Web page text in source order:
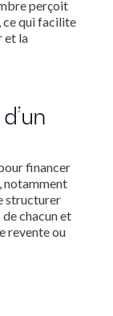
perçoit
ce qui facilite
et la
financer
notamment
structurer
chacun et
revente ou